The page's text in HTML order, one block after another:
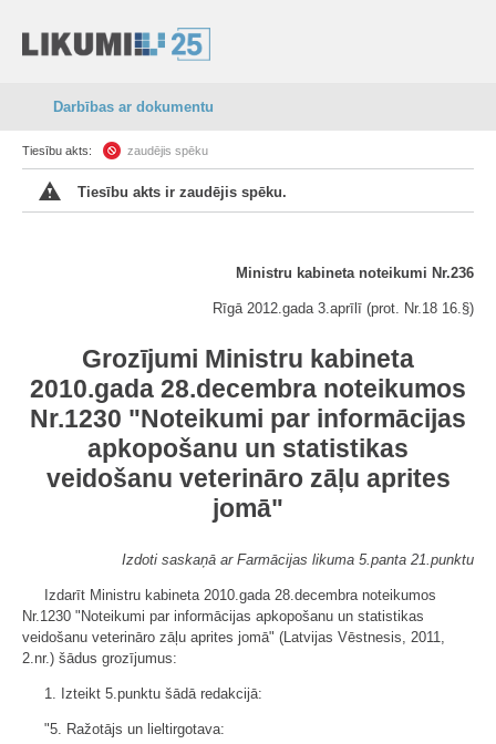
Darbības ar dokumentu
Tiesību akts: zaudējis spēku
Tiesību akts ir zaudējis spēku.
Ministru kabineta noteikumi Nr.236
Rīgā 2012.gada 3.aprīlī (prot. Nr.18 16.§)
Grozījumi Ministru kabineta
2010.gada 28.decembra noteikumos
Nr.1230 "Noteikumi par informācijas
apkopošanu un statistikas
veidošanu veterināro zāļu aprites
jomā"
Izdoti saskaņā ar Farmācijas likuma 5.panta 21.punktu
Izdarīt Ministru kabineta 2010.gada 28.decembra noteikumos
Nr.1230 "Noteikumi par informācijas apkopošanu un statistikas
veidošanu veterināro zāļu aprites jomā" (Latvijas Vēstnesis, 2011,
2.nr.) šādus grozījumus:
1. Izteikt 5.punktu šādā redakcijā:
"5. Ražotājs un lieltirgotava: